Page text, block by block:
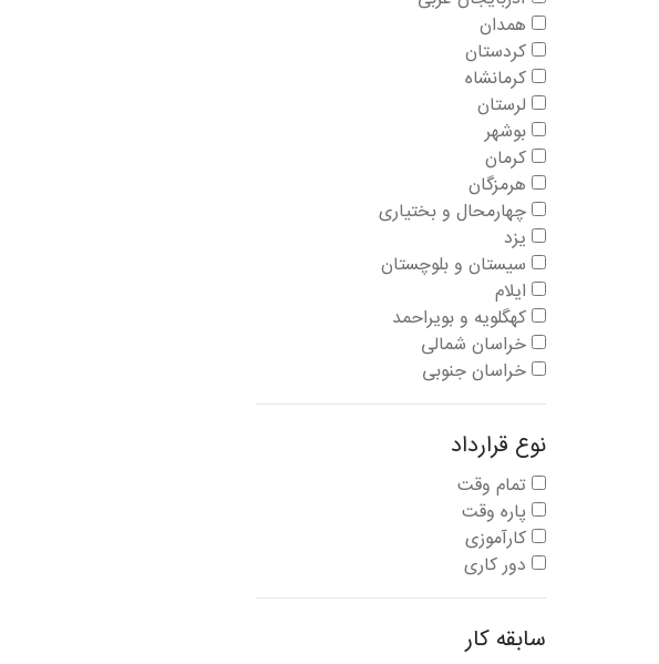
همدان
کردستان
کرمانشاه
لرستان
بوشهر
کرمان
هرمزگان
چهارمحال و بختیاری
یزد
سیستان و بلوچستان
ایلام
کهگلویه و بویراحمد
خراسان شمالی
خراسان جنوبی
نوع قرارداد
تمام وقت
پاره وقت
کارآموزی
دور کاری
سابقه کار